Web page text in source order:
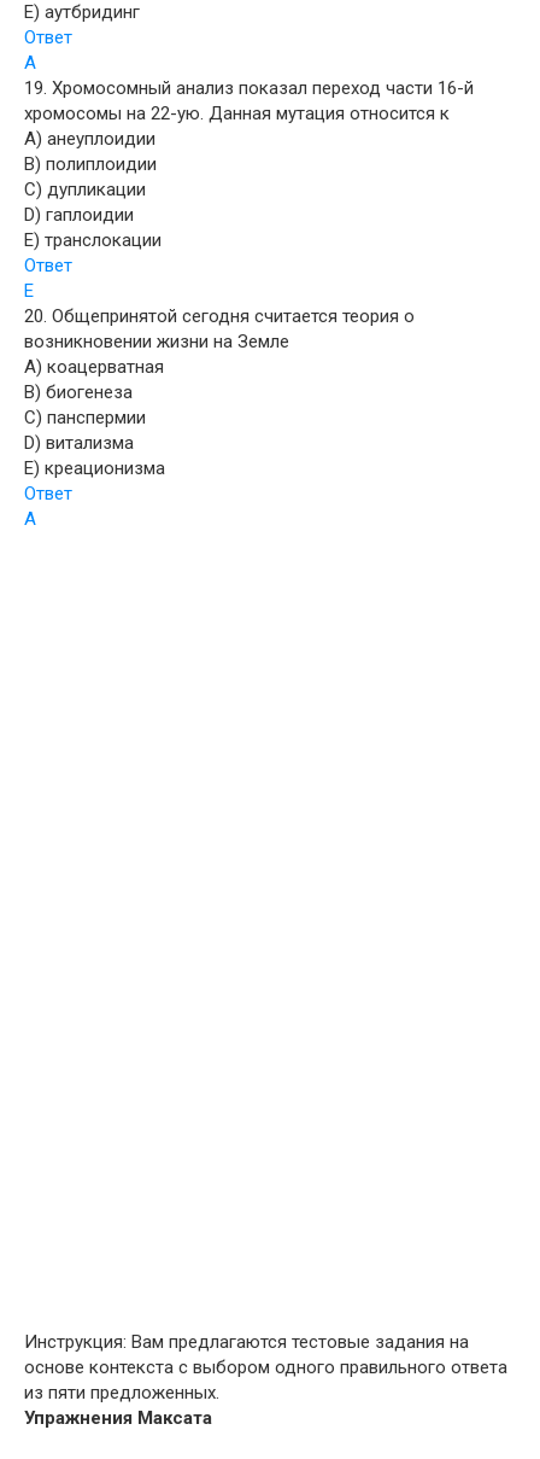
E) аутбридинг
Ответ
A
19. Хромосомный анализ показал переход части 16-й
хромосомы на 22-ую. Данная мутация относится к
A) анеуплоидии
B) полиплоидии
C) дупликации
D) гаплоидии
E) транслокации
Ответ
E
20. Общепринятой сегодня считается теория о
возникновении жизни на Земле
A) коацерватная
B) биогенеза
C) панспермии
D) витализма
E) креационизма
Ответ
A
Инструкция: Вам предлагаются тестовые задания на
основе контекста с выбором одного правильного ответа
из пяти предложенных.
Упражнения Максата